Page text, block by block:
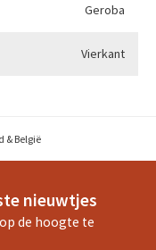
Geroba
Vierkant
& België
nieuwtjes
de hoogte te